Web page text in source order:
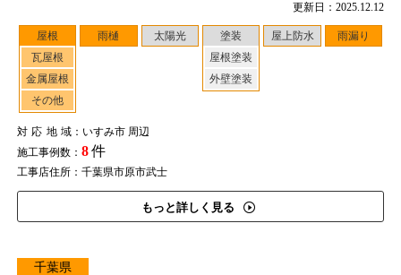
更新日：2025.12.12
屋根
瓦屋根
金属屋根
その他
雨樋 太陽光
塗装
屋根塗装
外壁塗装
屋上防水 雨漏り
対応地域：いすみ市 周辺
施工事例数： 8件
工事店住所：千葉県市原市武士
もっと詳しく見る
千葉県